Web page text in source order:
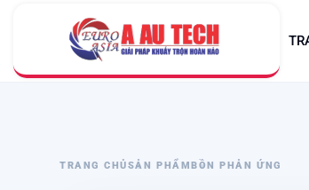
TRANG CHỦSẢN PHẨMBỒN PHẢN ỨNG